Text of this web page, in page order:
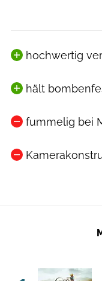
hochwertig
hält
fummelig bei